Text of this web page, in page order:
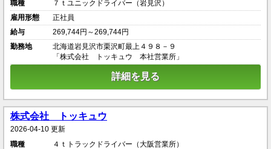
職種
７ｔユニックドライバー（岩見沢）
雇用形態
正社員
給与
269,744円～269,744円
勤務地
北海道岩見沢市栗沢町最上４９８－９
「株式会社 トッキュウ 本社営業所」
詳細を見る
株式会社 トッキュウ
2026-04-10 更新
職種
４ｔトラックドライバー（大阪営業所）